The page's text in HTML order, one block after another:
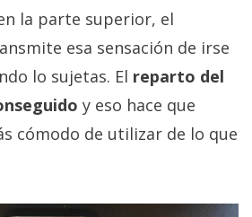
la parte superior, el
esa sensación de irse
lo sujetas. El reparto del
y eso hace que
cómodo de utilizar de lo que